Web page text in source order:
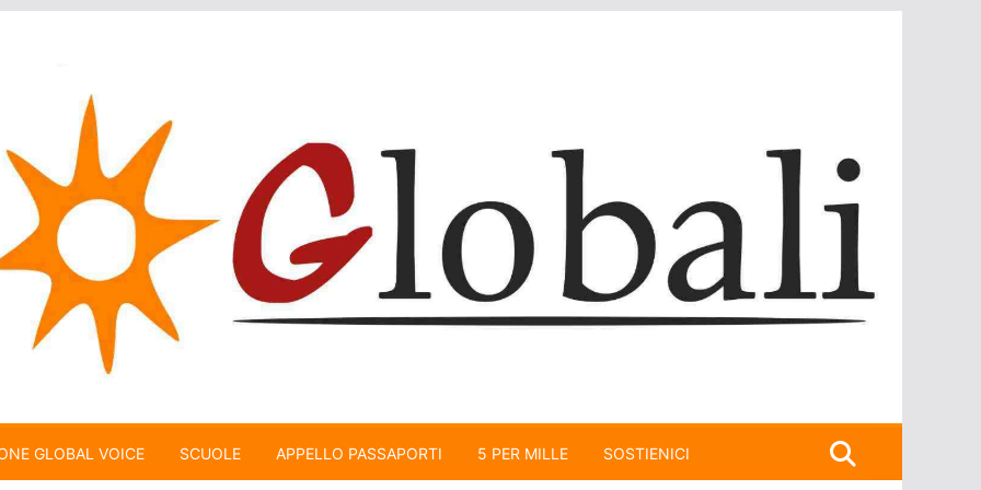
GLOBAL VOICE SCUOLE APPELLO PASSAPORTI 5 PER MILLE SOSTIENICI